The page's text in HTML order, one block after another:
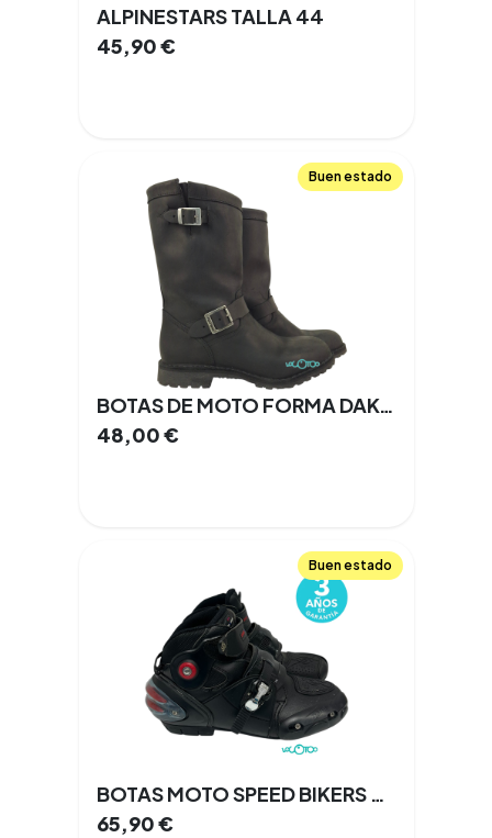
ALPINESTARS TALLA 44
45,90€
Buen estado
BOTAS DE MOTO FORMA DAKOTA (FORT79W)
48,00€
Buen estado
BOTAS MOTO SPEED BIKERS CROSS TALLA 41
65,90€